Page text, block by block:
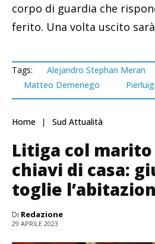
corpo di guardia che
ferito. Una volta uscito
Tags:
Alejandro Stephan Meran
Matteo Demenego
Home Sud Attualità
Litiga col marito
chiavi di casa:
toglie
Di Redazione
29 APRILE 2023